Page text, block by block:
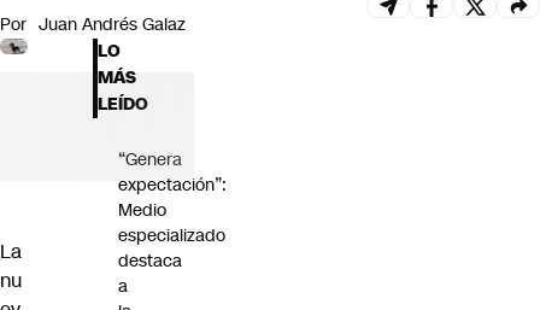
Por Juan Andrés Galaz
La
nu
LO
MÁS
LEÍDO
“Genera
expectación”:
Medio
especializado
destaca
a